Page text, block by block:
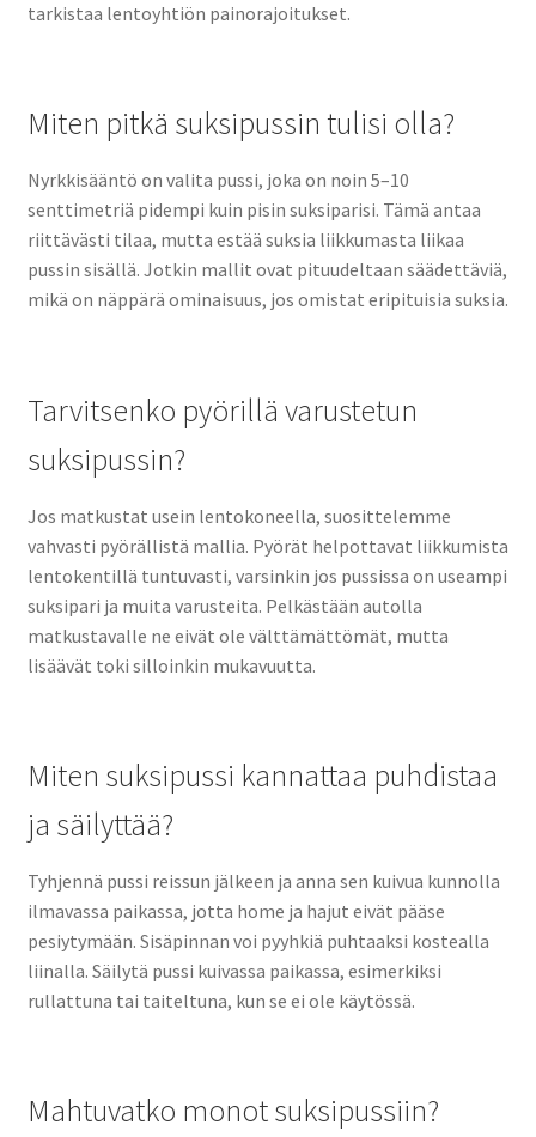
tarkistaa lentoyhtiön painorajoitukset.
Miten pitkä suksipussin tulisi olla?
Nyrkkisääntö on valita pussi, joka on noin 5–10
senttimetriä pidempi kuin pisin suksiparisi. Tämä antaa
riittävästi tilaa, mutta estää suksia liikkumasta liikaa
pussin sisällä. Jotkin mallit ovat pituudeltaan säädettäviä,
mikä on näppärä ominaisuus, jos omistat eripituisia suksia.
Tarvitsenko pyörillä varustetun
suksipussin?
Jos matkustat usein lentokoneella, suosittelemme
vahvasti pyörällistä mallia. Pyörät helpottavat liikkumista
lentokentillä tuntuvasti, varsinkin jos pussissa on useampi
suksipari ja muita varusteita. Pelkästään autolla
matkustavalle ne eivät ole välttämättömät, mutta
lisäävät toki silloinkin mukavuutta.
Miten suksipussi kannattaa puhdistaa
ja säilyttää?
Tyhjennä pussi reissun jälkeen ja anna sen kuivua kunnolla
ilmavassa paikassa, jotta home ja hajut eivät pääse
pesiytymään. Sisäpinnan voi pyyhkiä puhtaaksi kostealla
liinalla. Säilytä pussi kuivassa paikassa, esimerkiksi
rullattuna tai taiteltuna, kun se ei ole käytössä.
Mahtuvatko monot suksipussiin?